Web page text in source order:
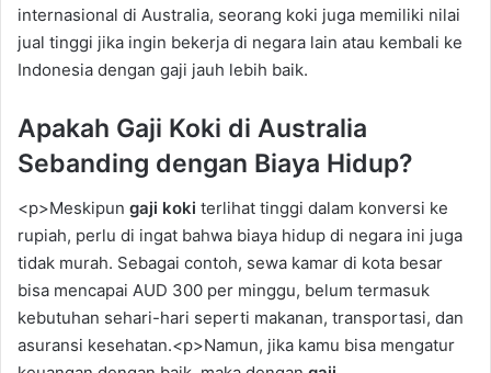
internasional di Australia, seorang koki juga memiliki nilai
jual tinggi jika ingin bekerja di negara lain atau kembali ke
Indonesia dengan gaji jauh lebih baik.
Apakah Gaji Koki di Australia
Sebanding dengan Biaya Hidup?
<p>Meskipun gaji koki terlihat tinggi dalam konversi ke
rupiah, perlu di ingat bahwa biaya hidup di negara ini juga
tidak murah. Sebagai contoh, sewa kamar di kota besar
bisa mencapai AUD 300 per minggu, belum termasuk
kebutuhan sehari-hari seperti makanan, transportasi, dan
asuransi kesehatan.<p>Namun, jika kamu bisa mengatur